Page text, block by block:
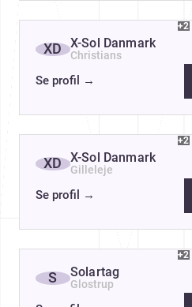
+2
XD X-Sol Danmark
Christians
Se profil →
+2
XD X-Sol Danmark
Gilleleje
Se profil →
+2
S Solartag
Glostrup